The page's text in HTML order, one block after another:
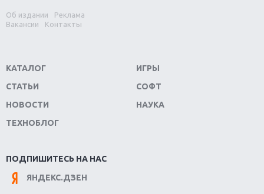
Две важных новинки для консолей: Spider-Man и
Divinity Original Sin 2
Switch
Обзор игры The Crew 2: покорение Америки
Важнейшие анонсы E3 2018
Крупнейшие релизы мая: Nintendo, Microsoft и
Об издании
Реклама
Вакансии
Контакты
КАТАЛОГ
СТАТЬИ
НОВОСТИ
ТЕХНОБЛОГ
ИГРЫ
СОФТ
НАУКА
ПОДПИШИТЕСЬ НА НАС
ЯНДЕКС.ДЗЕН